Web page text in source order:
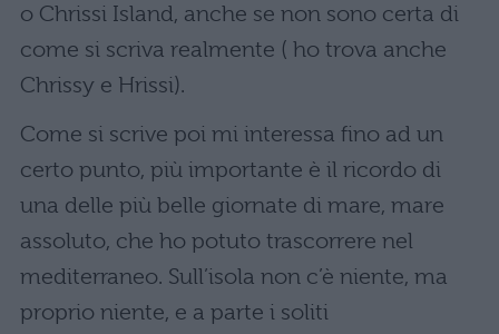
o Chrissi Island, anche se non sono certa di
come si scriva realmente ( ho trova anche
Chrissy e Hrissi).
Come si scrive poi mi interessa fino ad un
certo punto, più importante è il ricordo di
una delle più belle giornate di mare, mare
assoluto, che ho potuto trascorrere nel
mediterraneo. Sull’isola non c’è niente, ma
proprio niente, e a parte i soliti